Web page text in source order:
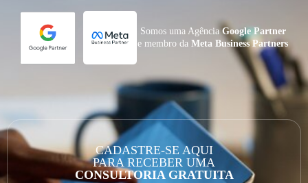
Somos uma AgênciaGoogle Partner
e membro daMeta Business Partners
CADASTRE-SE AQUI
PARA RECEBER UMA
CONSULTORIA GRATUITA